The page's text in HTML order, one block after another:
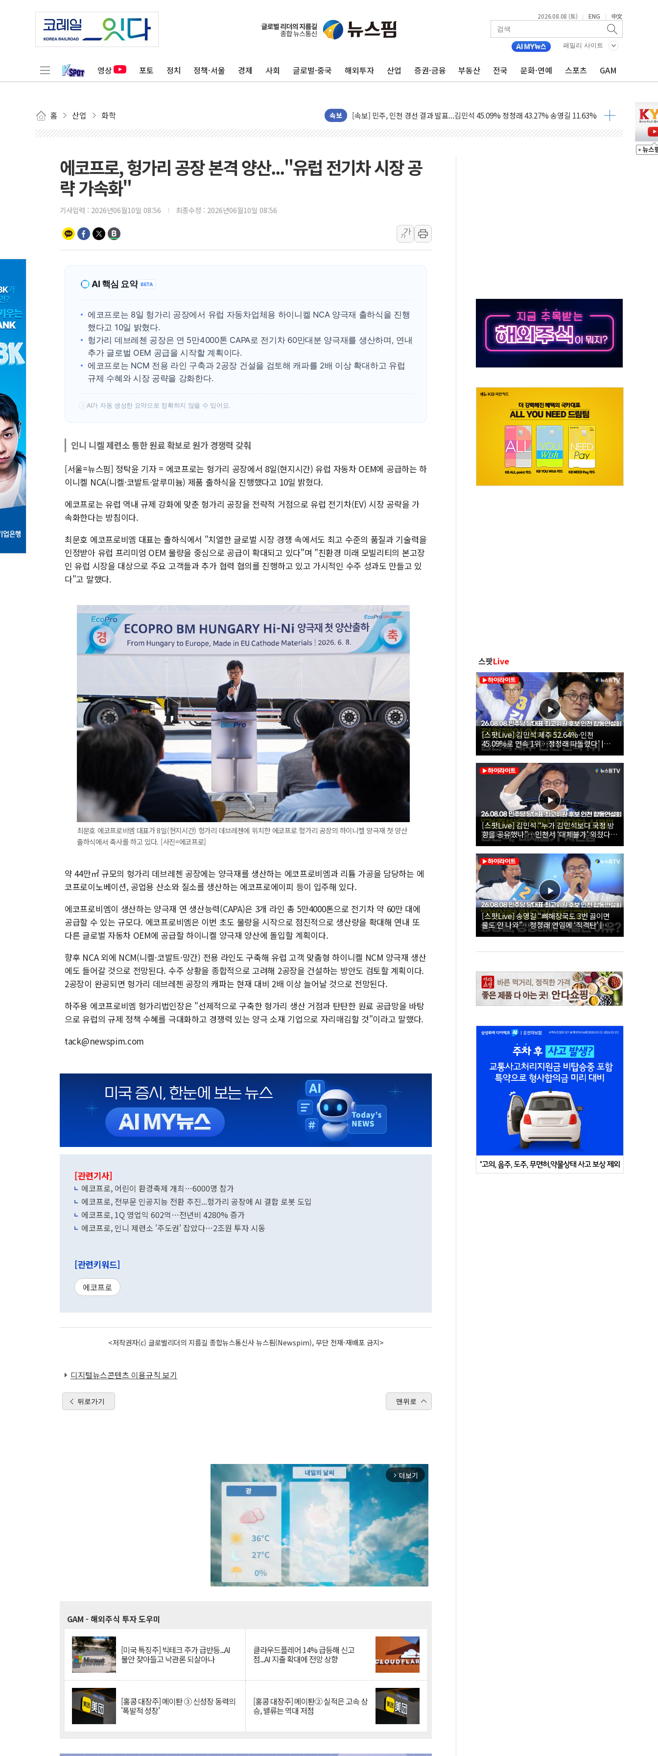
2026.08.08 (토) | ENG | 中文
패밀리 사이트
영상 포토 정치 정책·서울 경제 사회 글로벌·중국 해외투자 산업 증권·금융 부동산 전국 문화·연예 스포츠 GAM
홈 산업 화학 속보
김민석, 2주차 제주·인천 경선서 정청래에 승리...47.75% vs 42.08%
[속보] 민주, 제주 경선 결과 발표...김민석 52.64% 정청래 39.89% 송영길 7.47%
이번주 국내 주요 금융일정(8.10~8.14)
강릉·동해·삼척 시간당 최대 50㎜ 폭우…강원 동해안 강한 비 이어져
폐기물 수거하다 참변…60대 환경미화원 수거차에 치여 사망
여수 오동도 인근 해상서 모터보트 전복…1명 사망·1명 실종
추미애, '위안부' 피해자 기림의 날 참석..."국제적 시민 연대로 목소리 내야"
인천 선재도 갯벌서 해루질 중 실종 60대 나흘만에 숨진 채 발견
인천서 말다툼 중 어머니 흉기 살해 10대 아들 체포
李대통령, ISA 개편 재검토 지시…與 "적극 환영"·野 "졸속 국정"
동해중부 전 해상 풍랑주의보…10일까지 최대 3.5m 높은 물결
연일 폭염에 온열질환 사망 23명…정부, 비상대응기구 가동
中 전방위 아파트 부양, 수도 베이징도 부동산 규제 철폐
인제 용대리 계곡서 수위 상승으로 피서객 7명 고립…전원 구조
에코프로, 헝가리 공장 본격 양산..."유럽 전기차 시장 공
략 가속화"
기사입력 : 2026년06월10일 08:56 최종수정 : 2026년06월10일 08:56
가
가
AI 핵심 요약 BETA
에코프로는 8일 헝가리 공장에서 유럽 자동차업체용 하이니켈 NCA 양극재 출하식을 진행
했다고 10일 밝혔다.
헝가리 데브레첸 공장은 연 5만4000톤 CAPA로 전기차 60만대분 양극재를 생산하며, 연내
추가 글로벌 OEM 공급을 시작할 계획이다.
에코프로는 NCM 전용 라인 구축과 2공장 건설을 검토해 캐파를 2배 이상 확대하고 유럽
규제 수혜와 시장 공략을 강화한다.
! AI가 자동 생성한 요약으로 정확하지 않을 수 있어요.
인니 니켈 제련소 통한 원료 확보로 원가 경쟁력 갖춰
[서울=뉴스핌] 정탁윤 기자 = 에코프로는 헝가리 공장에서 8일(현지시간) 유럽 자동차 OEM에 공급하는 하
이니켈 NCA(니켈·코발트·알루미늄) 제품 출하식을 진행했다고 10일 밝혔다.
에코프로는 유럽 역내 규제 강화에 맞춘 헝가리 공장을 전략적 거점으로 유럽 전기차(EV) 시장 공략을 가
속화한다는 방침이다.
최문호 에코프로비엠 대표는 출하식에서 "치열한 글로벌 시장 경쟁 속에서도 최고 수준의 품질과 기술력을
인정받아 유럽 프리미엄 OEM 물량을 중심으로 공급이 확대되고 있다"며 "친환경 미래 모빌리티의 본고장
인 유럽 시장을 대상으로 주요 고객들과 추가 협력 협의를 진행하고 있고 가시적인 수주 성과도 만들고 있
다"고 말했다.
최문호 에코프로비엠 대표가 8일(현지시간) 헝가리 데브레첸에 위치한 에코프로 헝가리 공장의 하이니켈 양극재 첫 양산
출하식에서 축사를 하고 있다. [사진=에코프로]
약 44만㎡ 규모의 헝가리 데브레첸 공장에는 양극재를 생산하는 에코프로비엠과 리튬 가공을 담당하는 에
코프로이노베이션, 공업용 산소와 질소를 생산하는 에코프로에이피 등이 입주해 있다.
에코프로비엠이 생산하는 양극재 연 생산능력(CAPA)은 3개 라인 총 5만4000톤으로 전기차 약 60만 대에
공급할 수 있는 규모다. 에코프로비엠은 이번 초도 물량을 시작으로 점진적으로 생산량을 확대해 연내 또
다른 글로벌 자동차 OEM에 공급할 하이니켈 양극재 양산에 돌입할 계획이다.
향후 NCA 외에 NCM(니켈·코발트·망간) 전용 라인도 구축해 유럽 고객 맞춤형 하이니켈 NCM 양극재 생산
에도 들어갈 것으로 전망된다. 수주 상황을 종합적으로 고려해 2공장을 건설하는 방안도 검토할 계획이다.
2공장이 완공되면 헝가리 데브레첸 공장의 캐파는 현재 대비 2배 이상 늘어날 것으로 전망된다.
하주용 에코프로비엠 헝가리법인장은 "선제적으로 구축한 헝가리 생산 거점과 탄탄한 원료 공급망을 바탕
으로 유럽의 규제 정책 수혜를 극대화하고 경쟁력 있는 양극 소재 기업으로 자리매김할 것"이라고 말했다.
tack@newspim.com
[관련기사]
에코프로, 어린이 환경축제 개최…6000명 참가
에코프로, 전부문 인공지능 전환 추진...헝가리 공장에 AI 결합 로봇 도입
에코프로, 1Q 영업익 602억…전년비 4280% 증가
에코프로, 인니 제련소 '주도권' 잡았다…2조원 투자 시동
[관련키워드]
에코프로
<저작권자(c) 글로벌리더의 지름길 종합뉴스통신사 뉴스핌(Newspim), 무단 전재-재배포 금지>
디지털뉴스콘텐츠 이용규칙 보기
뒤로가기 맨위로
arrow_forward_ios 더보기
GAM - 해외주식 투자 도우미
[미국 특징주] 빅테크 주가 급반등...AI
불안 잦아들고 낙관론 되살아나
클라우드플레어 14% 급등해 신고
점...AI 지출 확대에 전망 상향
[홍콩 대장주] 메이퇀 ③ 신성장 동력의
'폭발적 성장'
[홍콩 대장주] 메이퇀② 실적은 고속 상
승, 밸류는 역대 저점
스팟Live
[스팟Live] 김민석 제주 52.64%·인천
45.09%로 연속 1위…정청래 따돌렸다’ |
26.08.08 더불어민주당 당대표·최고위원 후
보 인천 합동연설회
[스팟Live] 김민석 “누가 김민석보다 국정 방
향을 공유했나”…인천서 ‘대체불가’ 외쳤다 |
26.08.08 더불어민주당 당대표·최고위원 후
보 인천 합동연설회
[스팟Live] 송영길 “뼈해장국도 3번 끓이면
물도 안 나와”…정청래 연임에 ‘직격탄’ |
26.08.08 더불어민주당 당대표·최고위원 후